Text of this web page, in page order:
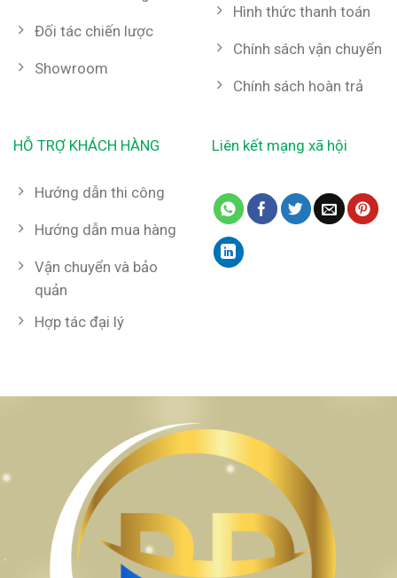
Đối tác chiến lược
Showroom
Hình thức thanh toán
Chính sách vận chuyển
Chính sách hoàn trả
HỖ TRỢ KHÁCH HÀNG
Hướng dẫn thi công
Hướng dẫn mua hàng
Vận chuyển và bảo
quản
Hợp tác đại lý
Liên kết mạng xã hội